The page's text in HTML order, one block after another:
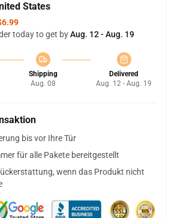
States
today to get byAug. 12 - Aug. 19
Shipping
Aug. 08
Delivered
Aug. 12 - Aug. 19
bis vor Ihre Tür
für alle Pakete bereitgestellt
wenn das Produkt nicht